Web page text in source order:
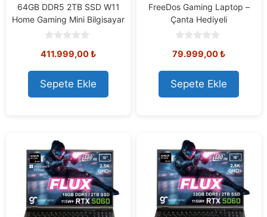
64GB DDR5 2TB SSD W11
Home Gaming Mini Bilgisayar
o
t
o
f
5
411.999,00₺
Sepete Ekle
FreeDos Gaming Laptop –
Çanta Hediyeli
o
t
o
f
5
79.999,00₺
Sepete Ekle